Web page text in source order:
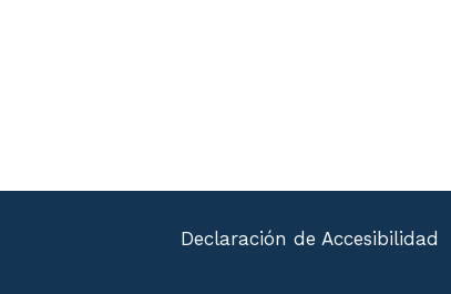
Declaración de Accesibilidad